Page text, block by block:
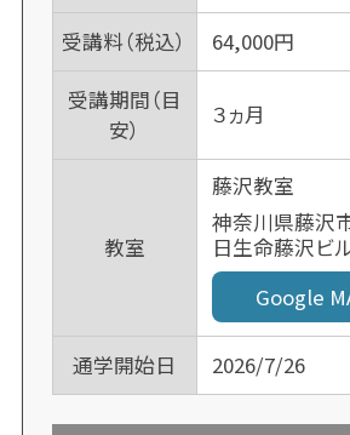
受講料（税込）
64,000円
受講期間（目
安）
３ヵ月
教室
藤沢教室
神奈川県藤沢
日生命藤沢ビ
Google
通学開始日 2026/7/26